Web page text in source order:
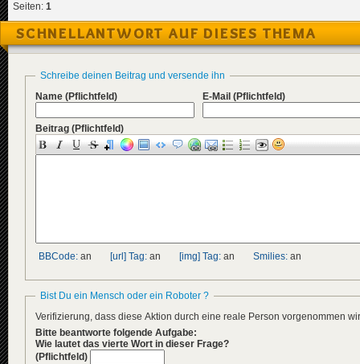
Seiten: 1
SCHNELLANTWORT AUF DIESES THEMA
Schreibe deinen Beitrag und versende ihn
Name (Pflichtfeld) E-Mail (Pflichtfeld)
Beitrag (Pflichtfeld)
BBCode: an [url] Tag: an [img] Tag: an Smilies: an
Bist Du ein Mensch oder ein Roboter ?
Verifizierung, dass diese Aktion durch eine reale Person vorgenommen
Bitte beantworte folgende Aufgabe:
Wie lautet das vierte Wort in dieser Frage?
(Pflichtfeld)